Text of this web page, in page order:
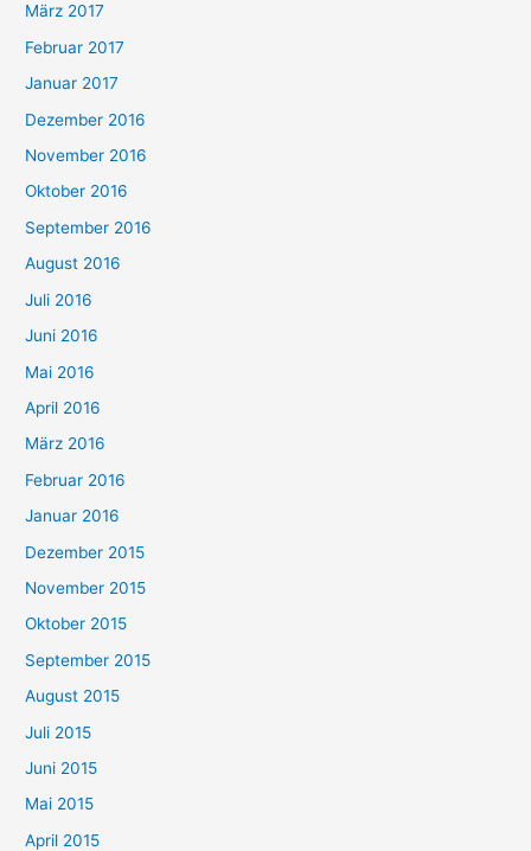
März 2017
Februar 2017
Januar 2017
Dezember 2016
November 2016
Oktober 2016
September 2016
August 2016
Juli 2016
Juni 2016
Mai 2016
April 2016
März 2016
Februar 2016
Januar 2016
Dezember 2015
November 2015
Oktober 2015
September 2015
August 2015
Juli 2015
Juni 2015
Mai 2015
April 2015